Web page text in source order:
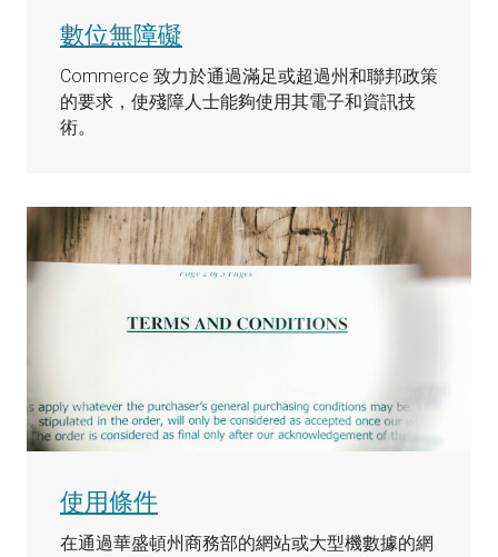
數位無障礙
Commerce 致力於通過滿足或超過州和聯邦政策
的要求，使殘障人士能夠使用其電子和資訊技
術。
使用條件
在通過華盛頓州商務部的網站或大型機數據的網